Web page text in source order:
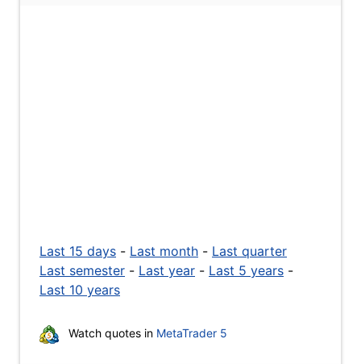
Last 15 days - Last month - Last quarter
Last semester - Last year - Last 5 years -
Last 10 years
Watch quotes in MetaTrader 5